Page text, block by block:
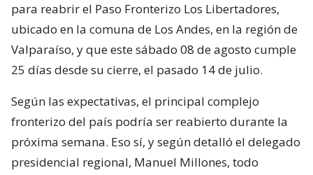
para reabrir el Paso Fronterizo Los Libertadores,
ubicado en la comuna de Los Andes, en la región de
Valparaíso, y que este sábado 08 de agosto cumple
25 días desde su cierre, el pasado 14 de julio.
Según las expectativas, el principal complejo
fronterizo del país podría ser reabierto durante la
próxima semana. Eso sí, y según detalló el delegado
presidencial regional, Manuel Millones, todo